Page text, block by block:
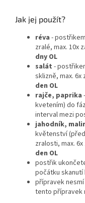
Jak jej použít?
réva -
zralé, max. 10x
dny OL
salát -
sklizně, max.
den OL
rajče, paprika
kvetením) do
interval mezi
jahodník,
květenství
zralosti, max.
den OL
postřik
počátku skanutí
přípravek
tento přípravek